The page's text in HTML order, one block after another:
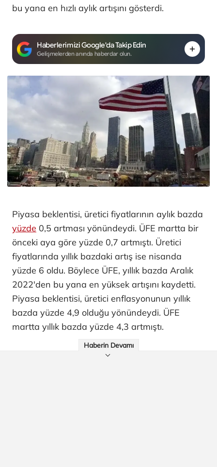
bu yana en hızlı aylık artışını gösterdi.
Haberlerimizi Google'da Takip Edin
Gelişmelerden anında haberdar olun.
Piyasa beklentisi, üretici fiyatlarının aylık bazda
yüzde 0,5 artması yönündeydi. ÜFE martta bir
önceki aya göre yüzde 0,7 artmıştı. Üretici
fiyatlarında yıllık bazdaki artış ise nisanda
yüzde 6 oldu. Böylece ÜFE, yıllık bazda Aralık
2022'den bu yana en yüksek artışını kaydetti.
Piyasa beklentisi, üretici enflasyonunun yıllık
bazda yüzde 4,9 olduğu yönündeydi. ÜFE
martta yıllık bazda yüzde 4,3 artmıştı.
Haberin Devamı